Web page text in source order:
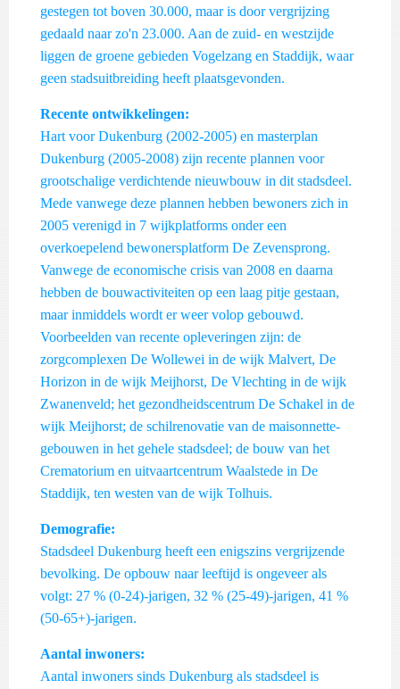
gestegen tot boven 30.000, maar is door vergrijzing
gedaald naar zo'n 23.000. Aan de zuid- en westzijde
liggen de groene gebieden Vogelzang en Staddijk, waar
geen stadsuitbreiding heeft plaatsgevonden.
Recente ontwikkelingen:
Hart voor Dukenburg (2002-2005) en masterplan
Dukenburg (2005-2008) zijn recente plannen voor
grootschalige verdichtende nieuwbouw in dit stadsdeel.
Mede vanwege deze plannen hebben bewoners zich in
2005 verenigd in 7 wijkplatforms onder een
overkoepelend bewonersplatform De Zevensprong.
Vanwege de economische crisis van 2008 en daarna
hebben de bouwactiviteiten op een laag pitje gestaan,
maar inmiddels wordt er weer volop gebouwd.
Voorbeelden van recente opleveringen zijn: de
zorgcomplexen De Wollewei in de wijk Malvert, De
Horizon in de wijk Meijhorst, De Vlechting in de wijk
Zwanenveld; het gezondheidscentrum De Schakel in de
wijk Meijhorst; de schilrenovatie van de maisonnette-
gebouwen in het gehele stadsdeel; de bouw van het
Crematorium en uitvaartcentrum Waalstede in De
Staddijk, ten westen van de wijk Tolhuis.
Demografie:
Stadsdeel Dukenburg heeft een enigszins vergrijzende
bevolking. De opbouw naar leeftijd is ongeveer als
volgt: 27 % (0-24)-jarigen, 32 % (25-49)-jarigen, 41 %
(50-65+)-jarigen.
Aantal inwoners:
Aantal inwoners sinds Dukenburg als stadsdeel is